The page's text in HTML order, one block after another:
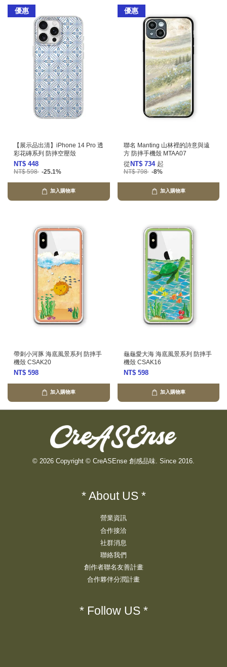
優惠
【展示品出清】iPhone 14 Pro 透
彩花磚系列 防摔空壓殼
NT$ 448
NT$ 598 -25.1%
加入購物車
優惠
聯名 Manting 山林裡的詩意與遠
方 防摔手機殼 MTAA07
從 NT$ 734 起
NT$ 798 -8%
加入購物車
帶刺小河豚 海底風景系列 防摔手
機殼 CSAK20
NT$ 598
加入購物車
龜龜愛大海 海底風景系列 防摔手
機殼 CSAK16
NT$ 598
加入購物車
© 2026 Copyright © CreASEnse 創感品味. Since 2016.
* About US *
營業資訊
合作接洽
社群消息
聯絡我們
創作者聯名友善計畫
合作夥伴分潤計畫
* Follow US *